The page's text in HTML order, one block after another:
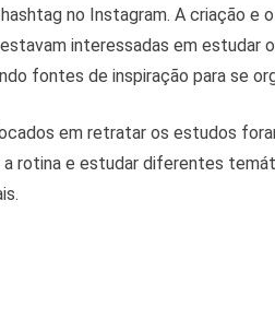
no Instagram. A criação e
interessadas em estudar
fontes de inspiração para se
em retratar os estudos
rotina e estudar diferentes